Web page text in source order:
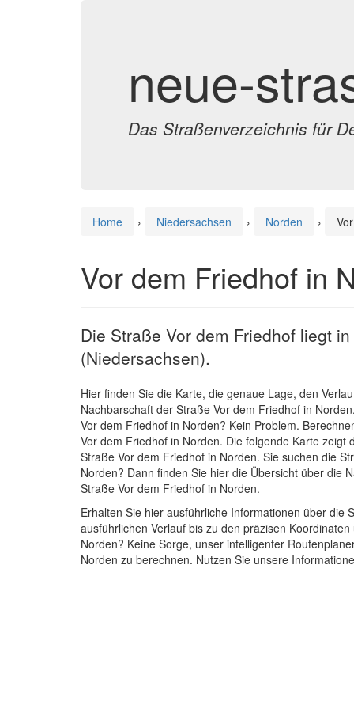
neue-
Das Straßenverzeichnis für
Home › Niedersachsen › Norden ›
Vor dem Friedhof in
Die Straße Vor dem Friedhof liegt
(Niedersachsen).
Hier finden Sie die Karte, die genaue Lage, den
Nachbarschaft der Straße Vor dem Friedhof in
Vor dem Friedhof in Norden? Kein Problem.
Vor dem Friedhof in Norden. Die folgende Karte zeigt
Straße Vor dem Friedhof in Norden. Sie suchen die
Norden? Dann finden Sie hier die Übersicht über die
Straße Vor dem Friedhof in Norden.
Erhalten Sie hier ausführliche Informationen über
ausführlichen Verlauf bis zu den präzisen
Norden? Keine Sorge, unser intelligenter
Norden zu berechnen. Nutzen Sie unsere